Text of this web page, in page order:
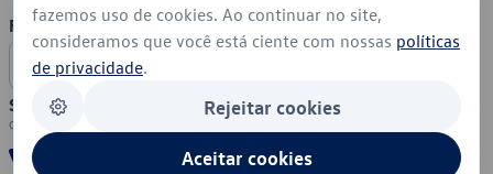
Formas de Pagamento
Segurança
fazemos uso de cookies. Ao continuar no site,
consideramos que você está ciente com nossas políticas
de privacidade.
Rejeitar cookies
Aceitar cookies